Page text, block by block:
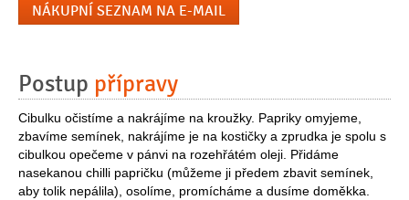
NÁKUPNÍ SEZNAM NA E-MAIL
Postup přípravy
Cibulku očistíme a nakrájíme na kroužky. Papriky omyjeme,
zbavíme semínek, nakrájíme je na kostičky a zprudka je spolu s
cibulkou opečeme v pánvi na rozehřátém oleji. Přidáme
nasekanou chilli papričku (můžeme ji předem zbavit semínek,
aby tolik nepálila), osolíme, promícháme a dusíme doměkka.